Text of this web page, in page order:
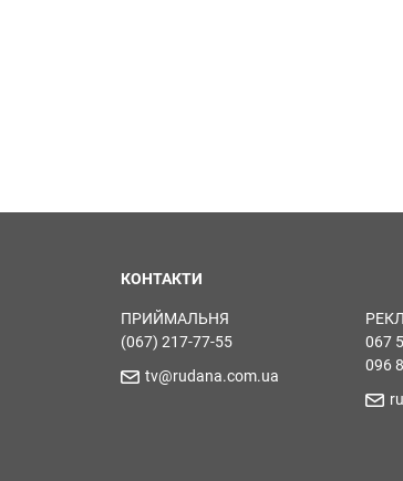
КОНТАКТИ
ПРИЙМАЛЬНЯ
(067) 217-77-55
tv@rudana.com.ua
067
096